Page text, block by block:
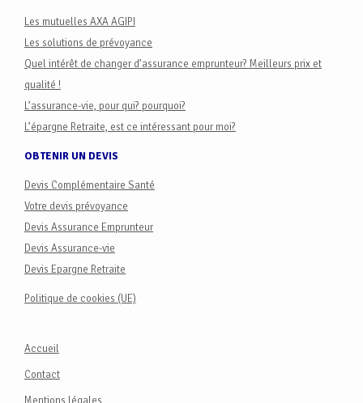
Les mutuelles AXA AGIPI
Les solutions de prévoyance
Quel intérêt de changer d’assurance emprunteur? Meilleurs prix et
qualité !
L’assurance-vie, pour qui? pourquoi?
L’épargne Retraite, est ce intéressant pour moi?
OBTENIR UN DEVIS
Devis Complémentaire Santé
Votre devis prévoyance
Devis Assurance Emprunteur
Devis Assurance-vie
Devis Epargne Retraite
Politique de cookies (UE)
Accueil
Contact